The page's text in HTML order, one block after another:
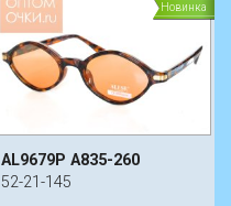
Новинка
AL9679P A835-260
52-21-145